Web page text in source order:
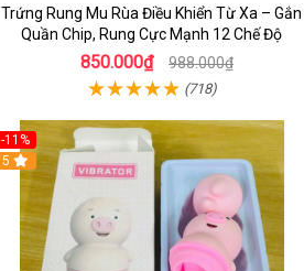
Trứng Rung Mu Rùa Điều Khiển Từ Xa – Gắn
Quần Chip, Rung Cực Mạnh 12 Chế Độ
850.000₫ 988.000₫
(718)
-11%
5